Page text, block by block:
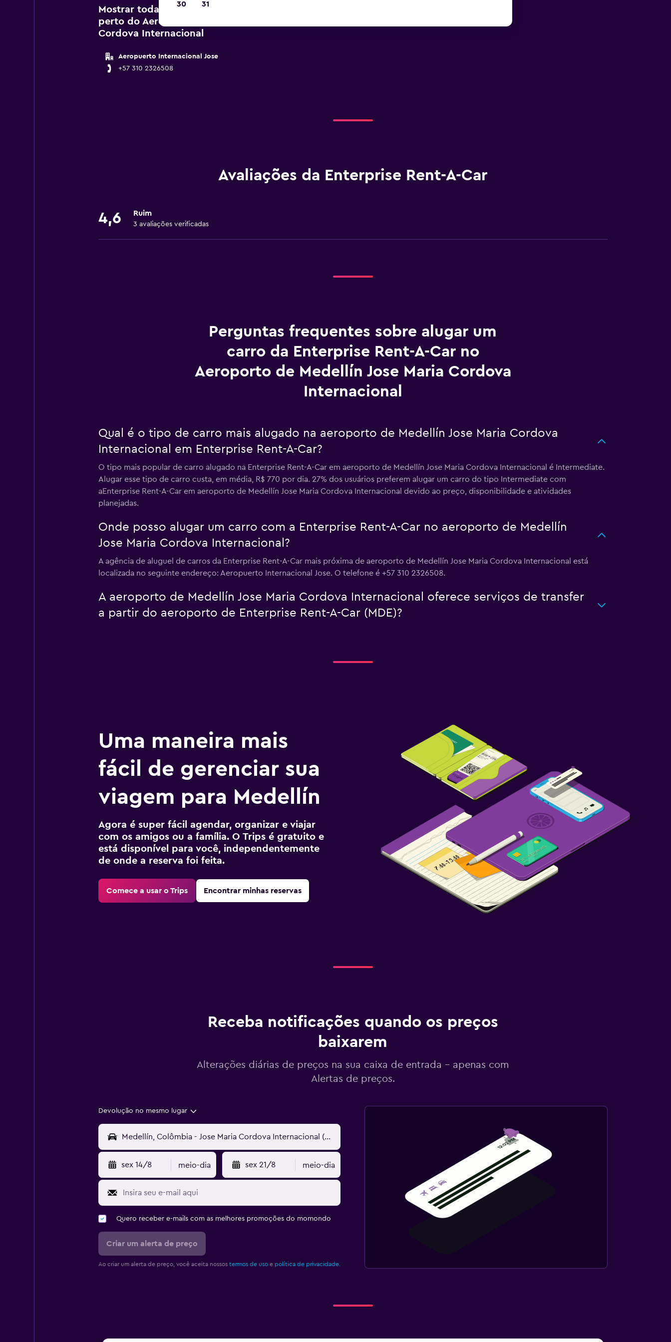
Mostrar todas as agências da Enterprise Rent-A-Car
perto do Aeroporto de Medellín Jose Maria
Cordova Internacional
Aeropuerto Internacional Jose
+57 310 2326508
Avaliações da Enterprise Rent-A-Car
4,6 Ruim
3 avaliações verificadas
Perguntas frequentes sobre alugar um
carro da Enterprise Rent-A-Car no
Aeroporto de Medellín Jose Maria Cordova
Internacional
Qual é o tipo de carro mais alugado na aeroporto de Medellín Jose Maria Cordova
Internacional em Enterprise Rent-A-Car?
O tipo mais popular de carro alugado na Enterprise Rent-A-Car em aeroporto de Medellín Jose Maria Cordova Internacional é Intermediate.
Alugar esse tipo de carro custa, em média, R$ 770 por dia. 27% dos usuários preferem alugar um carro do tipo Intermediate com
aEnterprise Rent-A-Car em aeroporto de Medellín Jose Maria Cordova Internacional devido ao preço, disponibilidade e atividades
planejadas.
Onde posso alugar um carro com a Enterprise Rent-A-Car no aeroporto de Medellín
Jose Maria Cordova Internacional?
A agência de aluguel de carros da Enterprise Rent-A-Car mais próxima de aeroporto de Medellín Jose Maria Cordova Internacional está
localizada no seguinte endereço: Aeropuerto Internacional Jose. O telefone é +57 310 2326508.
A aeroporto de Medellín Jose Maria Cordova Internacional oferece serviços de transfer
a partir do aeroporto de Enterprise Rent-A-Car (MDE)?
Uma maneira mais
fácil de gerenciar sua
viagem para Medellín
Agora é super fácil agendar, organizar e viajar
com os amigos ou a família. O Trips é gratuito e
está disponível para você, independentemente
de onde a reserva foi feita.
Comece a usar o Trips Encontrar minhas reservas
Receba notificações quando os preços
baixarem
Alterações diárias de preços na sua caixa de entrada - apenas com
Alertas de preços.
Devolução no mesmo lugar
sex 14/8 meio-dia sex 21/8 meio-dia
Quero receber e-mails com as melhores promoções do momondo
Criar um alerta de preço
Ao criar um alerta de preço, você aceita nossos termos de usoe política de privacidade.
30 31